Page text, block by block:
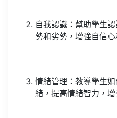
自我認識：幫助學生
勢和劣勢，增強自信心
情緒管理：教導學生
緒，提高情緒智力，增